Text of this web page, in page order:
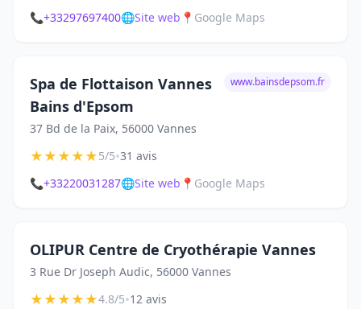
📞+33297697400🌐Site web 📍 Google Maps
Spa de Flottaison Vannes
Bains d'Epsom
37 Bd de la Paix, 56000 Vannes
www.bainsdepsom.fr
★★★★★5/5•31 avis
📞+33220031287🌐Site web 📍 Google Maps
OLIPUR Centre de Cryothérapie Vannes
3 Rue Dr Joseph Audic, 56000 Vannes
★★★★★4.8/5•12 avis